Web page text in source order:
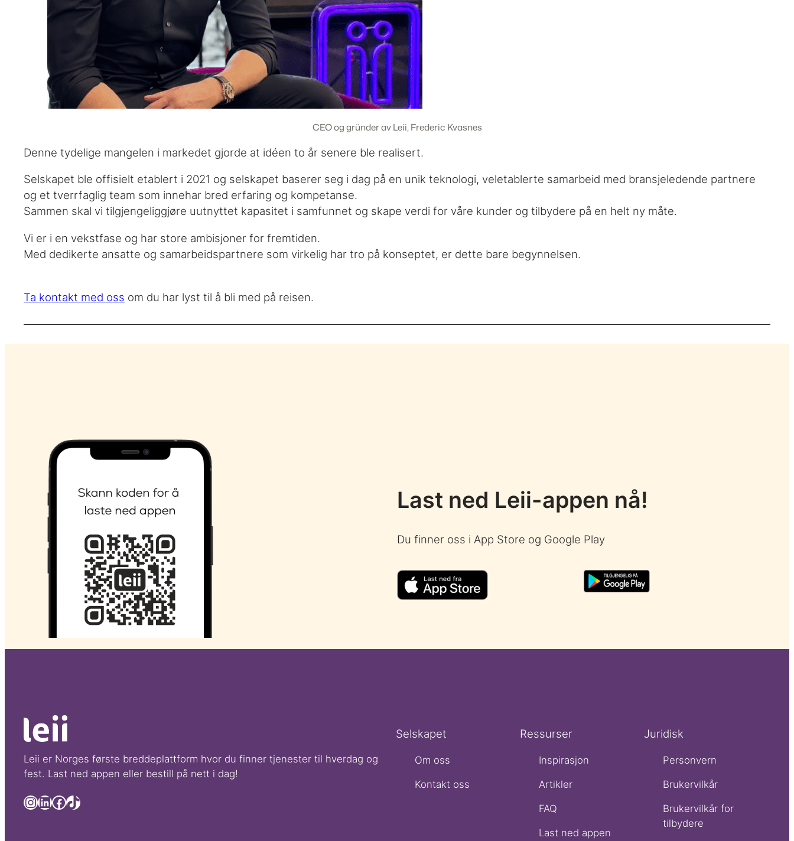
CEO og gründer av Leii, Frederic Kvasnes
Denne tydelige mangelen i markedet gjorde at idéen to år senere ble realisert.
Selskapet ble offisielt etablert i 2021 og selskapet baserer seg i dag på en unik teknologi, veletablerte samarbeid med bransjeledende partnere
og et tverrfaglig team som innehar bred erfaring og kompetanse.
Sammen skal vi tilgjengeliggjøre uutnyttet kapasitet i samfunnet og skape verdi for våre kunder og tilbydere på en helt ny måte.
Vi er i en vekstfase og har store ambisjoner for fremtiden.
Med dedikerte ansatte og samarbeidspartnere som virkelig har tro på konseptet, er dette bare begynnelsen.
Ta kontakt med oss om du har lyst til å bli med på reisen.
Last ned Leii-appen nå!
Du finner oss i App Store og Google Play
Leii er Norges første breddeplattform hvor du finner tjenester til hverdag og
fest. Last ned appen eller bestill på nett i dag!
Lenke til Leii sin LinkedIn side Lenke til Leii sin LinkedIn side Lenke til Leii sin Facebook side TikTok
Selskapet
Om oss
Kontakt oss
Ressurser
Inspirasjon
Artikler
FAQ
Last ned appen
Juridisk
Personvern
Brukervilkår
Brukervilkår for
tilbydere